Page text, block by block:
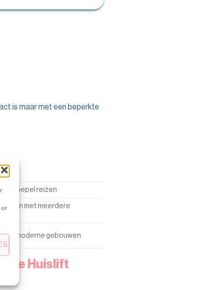
or
is maar met een beperkte
soepel reizen
met meerdere
moderne gebouwen
Huislift